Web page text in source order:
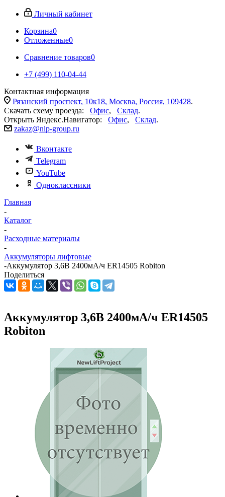
Личный кабинет
Корзина0
Отложенные0
Сравнение товаров0
+7 (499) 110-04-44
Контактная информация
Рязанский проспект, 10к18, Москва, Россия, 109428.
Скачать схему проезда: Офис, Склад.
Открыть Яндекс.Навигатор: Офис, Склад.
zakaz@nlp-group.ru
Вконтакте
Telegram
YouTube
Одноклассники
Главная
-
Каталог
-
Расходные материалы
-
Аккумуляторы лифтовые
-Аккумулятор 3,6В 2400мА/ч ER14505 Robiton
Поделиться
Аккумулятор 3,6В 2400мА/ч ER14505
Robiton